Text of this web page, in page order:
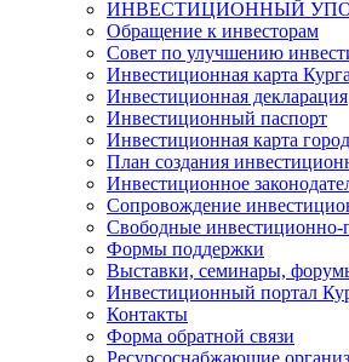
ИНВЕСТИЦИОННЫЙ
Обращение к инвесторам
Совет по улучшению
Инвестиционная карта
Инвестиционная декларация
Инвестиционный паспорт
Инвестиционная карта
План создания
Инвестиционное
Сопровождение
Свободные инвестиционно-
Формы поддержки
Выставки, семинары,
Инвестиционный портал
Контакты
Форма обратной связи
Ресурсоснабжающие